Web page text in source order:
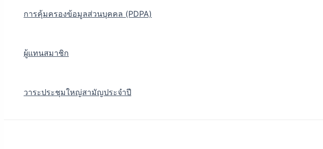
การคุ้มครองข้อมูลส่วนบุคคล (PDPA)
ผู้แทนสมาชิก
วาระประชุมใหญ่สามัญประจำปี